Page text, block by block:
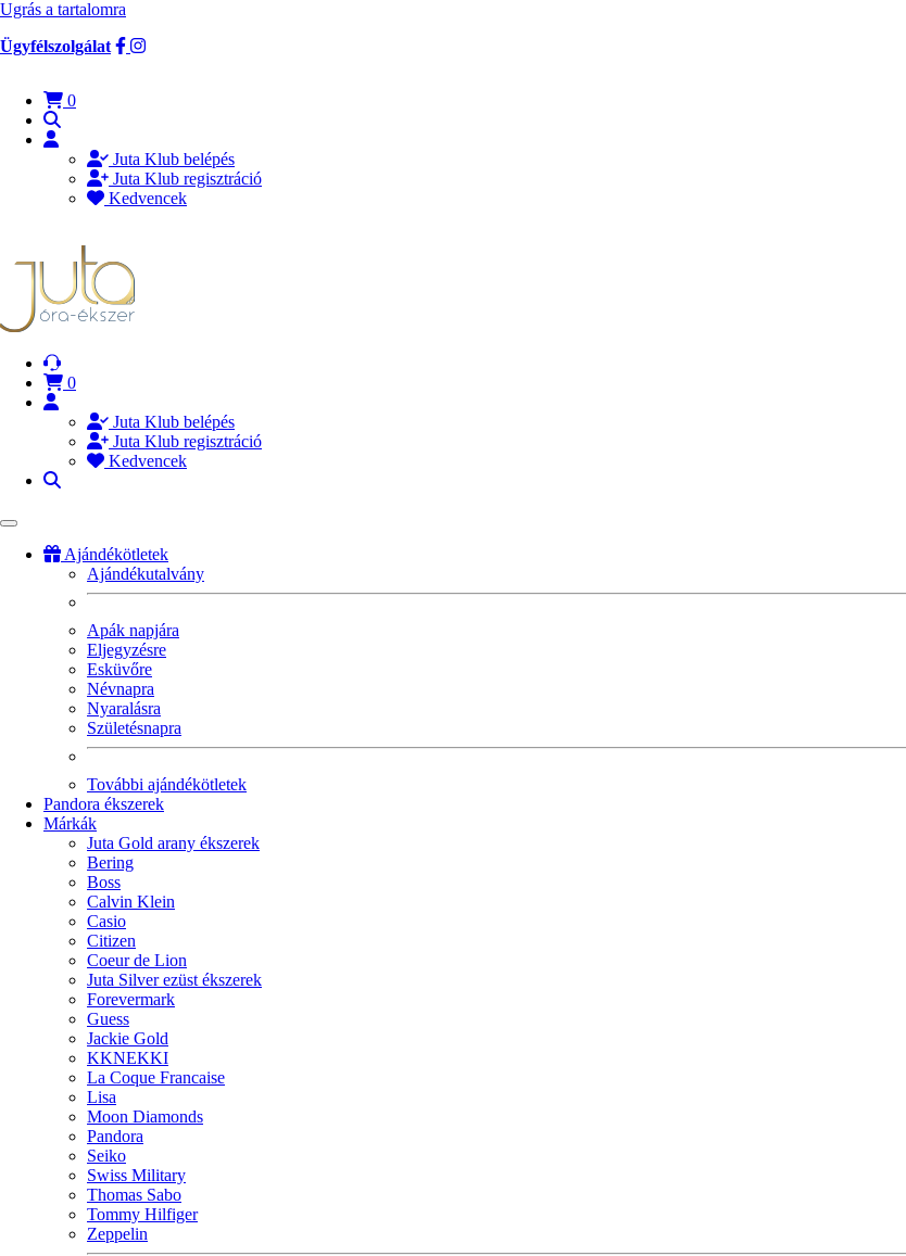
Ugrás a tartalomra
Ügyfélszolgálat
0
Juta Klub belépés
Juta Klub regisztráció
Kedvencek
0
Juta Klub belépés
Juta Klub regisztráció
Kedvencek
Ajándékötletek
Ajándékutalvány
Apák napjára
Eljegyzésre
Esküvőre
Névnapra
Nyaralásra
Születésnapra
További ajándékötletek
Pandora ékszerek
Márkák
Juta Gold arany ékszerek
Bering
Boss
Calvin Klein
Casio
Citizen
Coeur de Lion
Juta Silver ezüst ékszerek
Forevermark
Guess
Jackie Gold
KKNEKKI
La Coque Francaise
Lisa
Moon Diamonds
Pandora
Seiko
Swiss Military
Thomas Sabo
Tommy Hilfiger
Zeppelin